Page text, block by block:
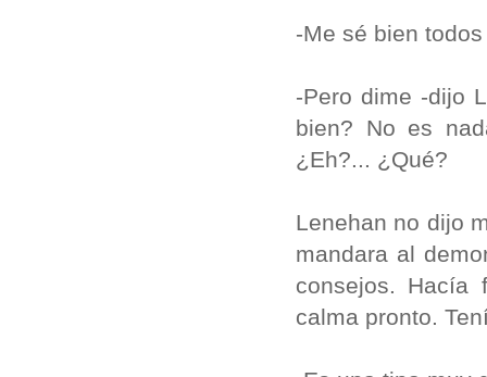
-Me sé bien
-Pero dime -dijo
bien? No es
¿Eh?... ¿Qué?
Lenehan no dijo
mandara al
consejos.
calma pronto.